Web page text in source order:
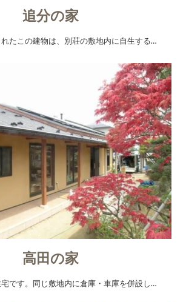
追分の家
たこの建物は、別荘の敷地内に自生する…
高田の家
です。同じ敷地内に倉庫・車庫を併設し…